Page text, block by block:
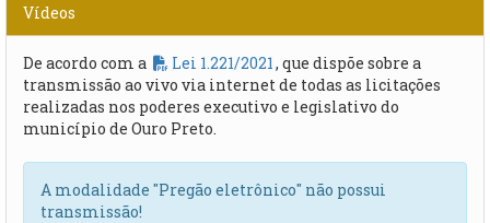
Vídeos
De acordo com a Lei 1.221/2021 , que dispõe sobre a
transmissão ao vivo via internet de todas as licitações
realizadas nos poderes executivo e legislativo do
município de Ouro Preto.
A modalidade "Pregão eletrônico" não possui
transmissão!